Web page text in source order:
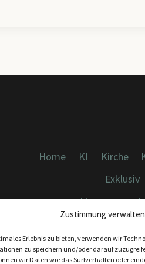
Zustimmung verwalten
Erlebnis zu bieten, verwenden wir
zu speichern und/oder darauf
wir Daten wie das Surfverhalten oder
Home KI Kirche
Exklusiv
Cookies,